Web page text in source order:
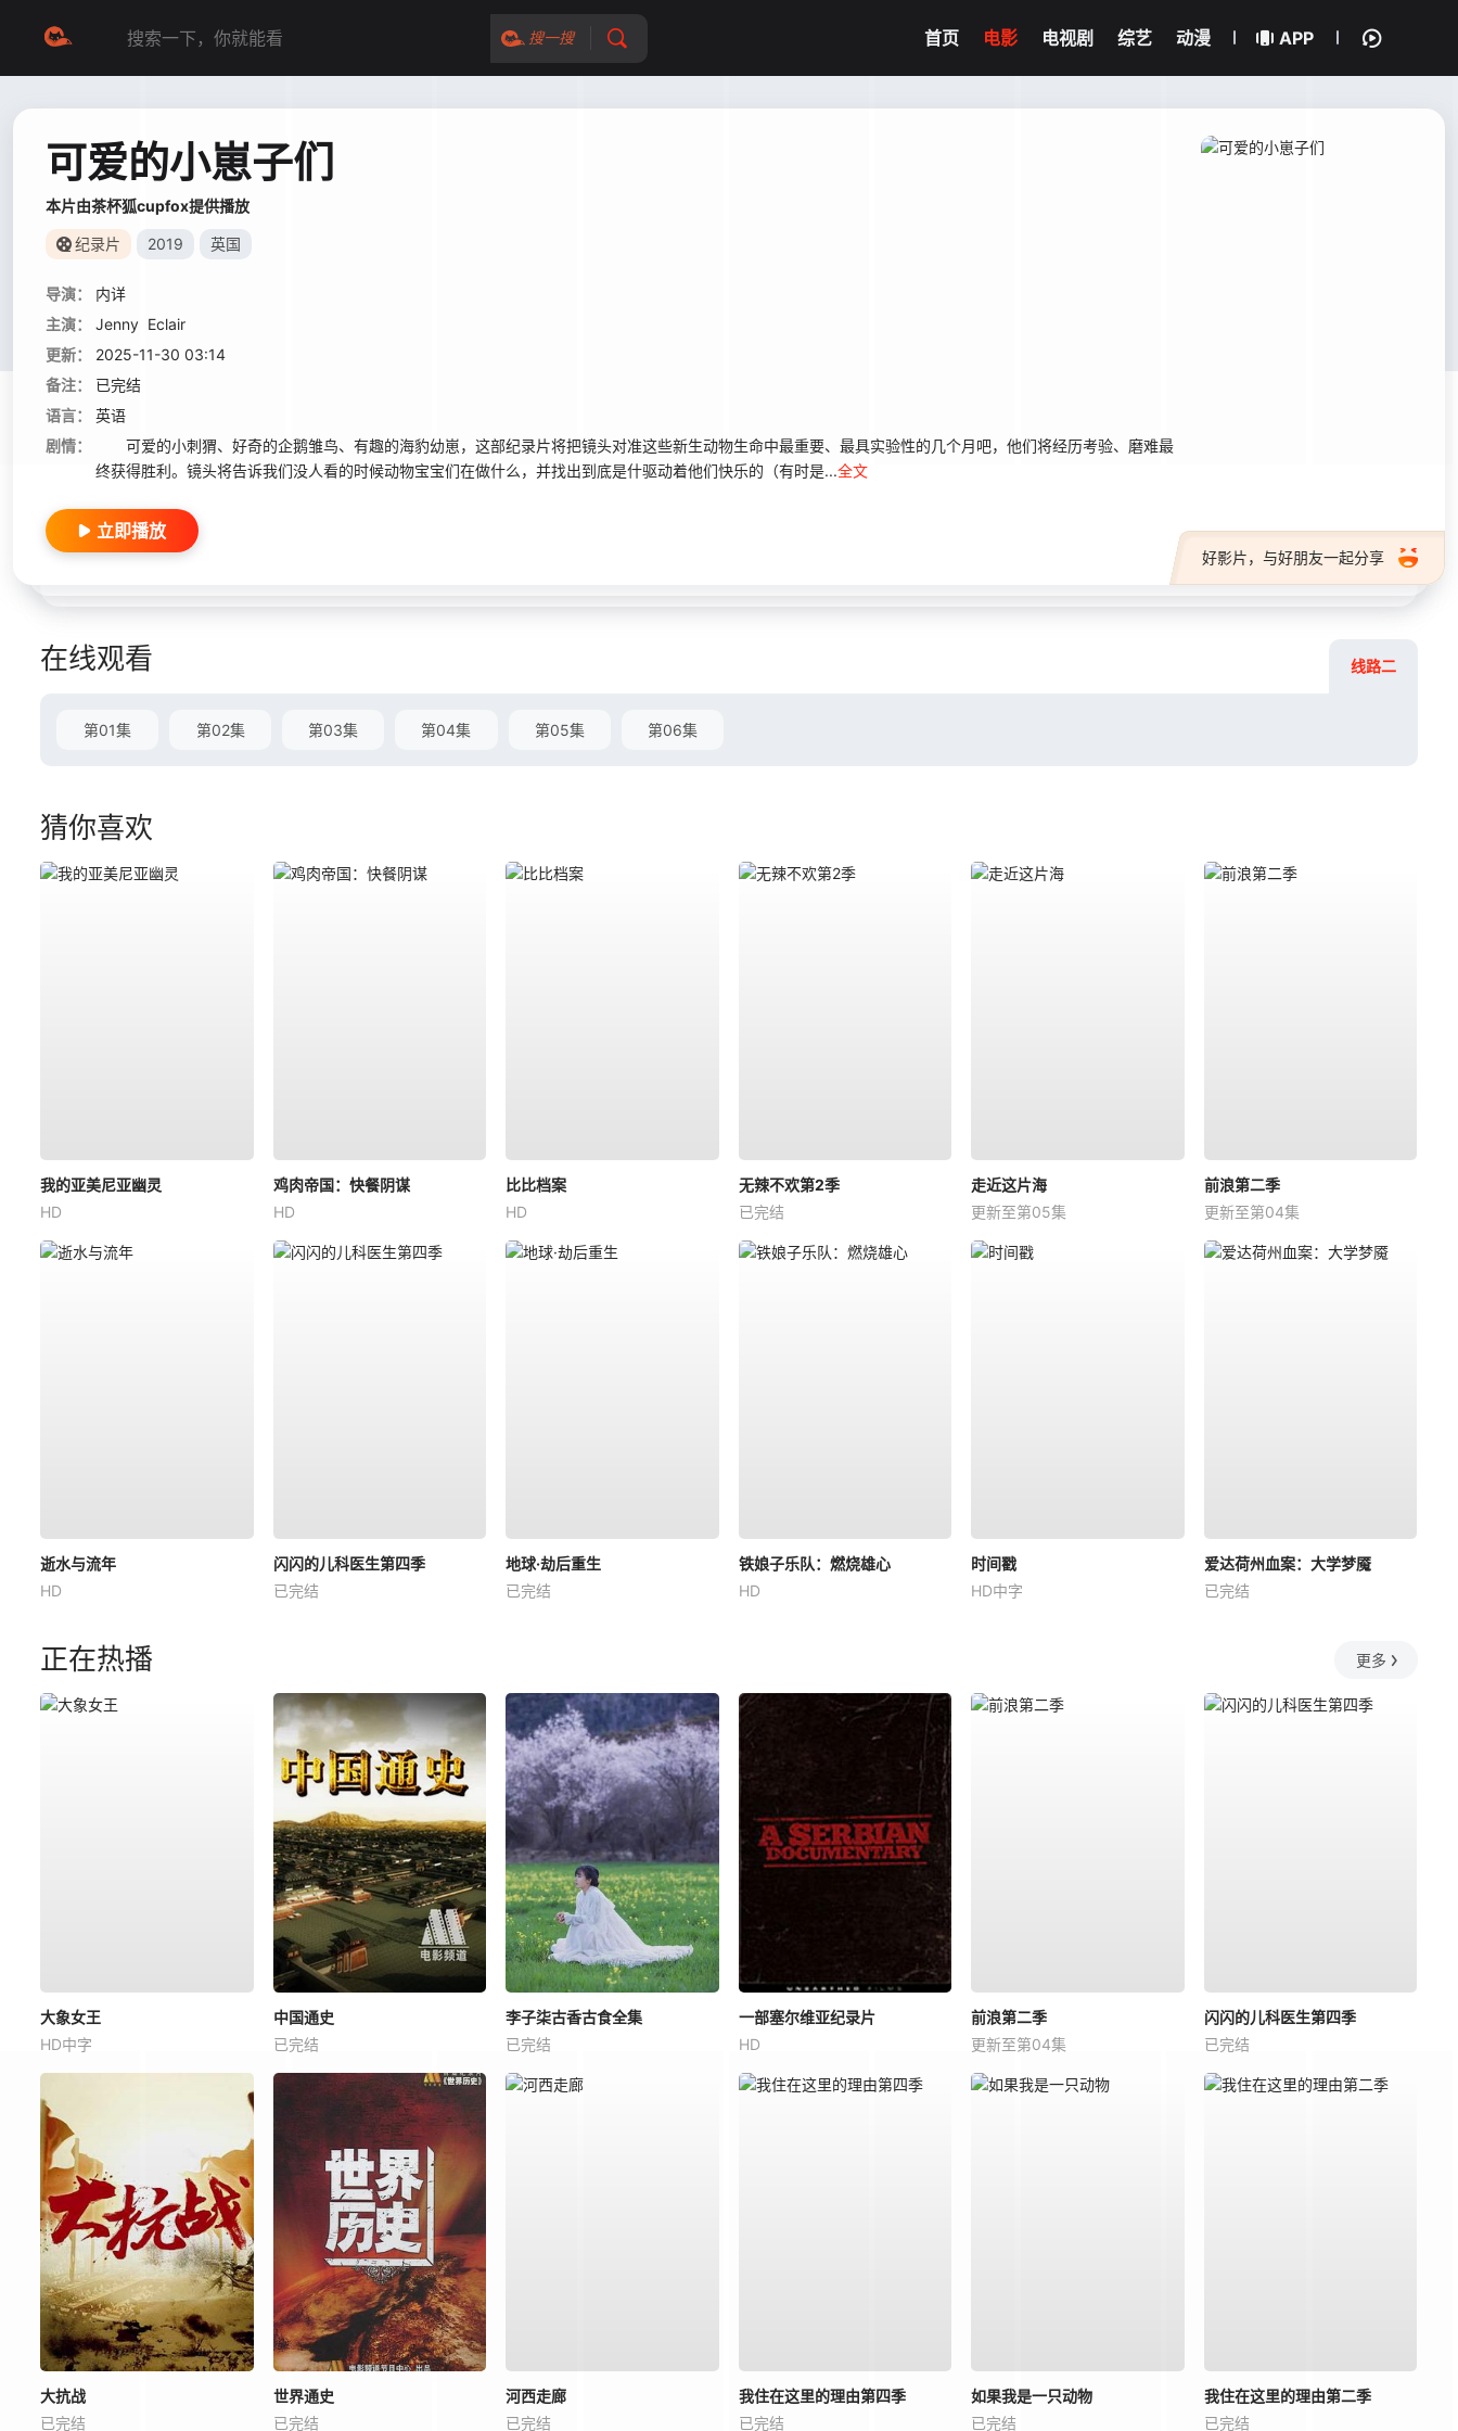
搜一搜 首页 电影 电视剧 综艺 动漫 APP
可爱的小崽子们
本片由茶杯狐cupfox提供播放
纪录片 2019 英国
导演：
内详
主演：
Jenny Eclair
更新：
2025-11-30 03:14
备注：
已完结
语言：
英语
剧情：
可爱的小刺猬、好奇的企鹅雏鸟、有趣的海豹幼崽，这部纪录片将把镜头对准这些新生动物生命中最重要、最具实验性的几个月吧，他们将经历考验、磨难最
终获得胜利。镜头将告诉我们没人看的时候动物宝宝们在做什么，并找出到底是什驱动着他们快乐的（有时是...全文
好影片，与好朋友一起分享
立即播放
在线观看 线路二
第01集 第02集 第03集 第04集 第05集 第06集
猜你喜欢
我的亚美尼亚幽灵
HD
鸡肉帝国：快餐阴谋
HD
比比档案
HD
无辣不欢第2季
已完结
走近这片海
更新至第05集
前浪第二季
更新至第04集
逝水与流年
HD
闪闪的儿科医生第四季
已完结
地球·劫后重生
已完结
铁娘子乐队：燃烧雄心
HD
时间戳
HD中字
爱达荷州血案：大学梦魇
已完结
正在热播 更多
大象女王
HD中字
中国通史
已完结
李子柒古香古食全集
已完结
一部塞尔维亚纪录片
HD
前浪第二季
更新至第04集
闪闪的儿科医生第四季
已完结
大抗战
已完结
世界通史
已完结
河西走廊
已完结
我住在这里的理由第四季
已完结
如果我是一只动物
已完结
我住在这里的理由第二季
已完结